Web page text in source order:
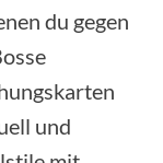
du gegen
und